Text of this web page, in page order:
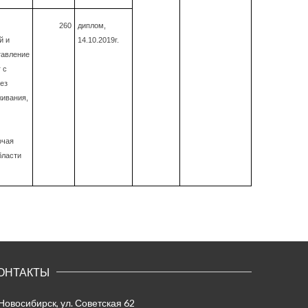
и
с
260
диплом,
14.10.2019г.
ул. Советская 62